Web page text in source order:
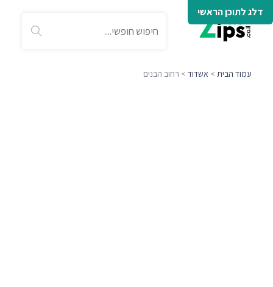
דלג לתוכן הראשי
עמוד הבית > אשדוד > רחוב הבנים